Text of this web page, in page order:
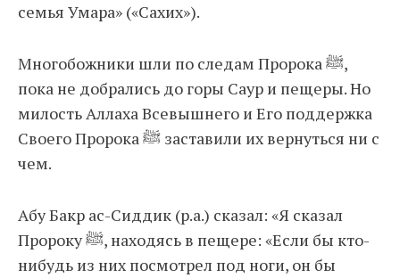
семья Умара» («Сахих»).
Многобожники шли по следам Пророка ﷺ,
пока не добрались до горы Саур и пещеры. Но
милость Аллаха Всевышнего и Его поддержка
Своего Пророка ﷺ заставили их вернуться ни с
чем.
Абу Бакр ас-Сиддик (р.а.) сказал: «Я сказал
Пророку ﷺ, находясь в пещере: «Если бы кто-
нибудь из них посмотрел под ноги, он бы